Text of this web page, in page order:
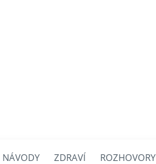
NÁVODY ZDRAVÍ ROZHOVORY